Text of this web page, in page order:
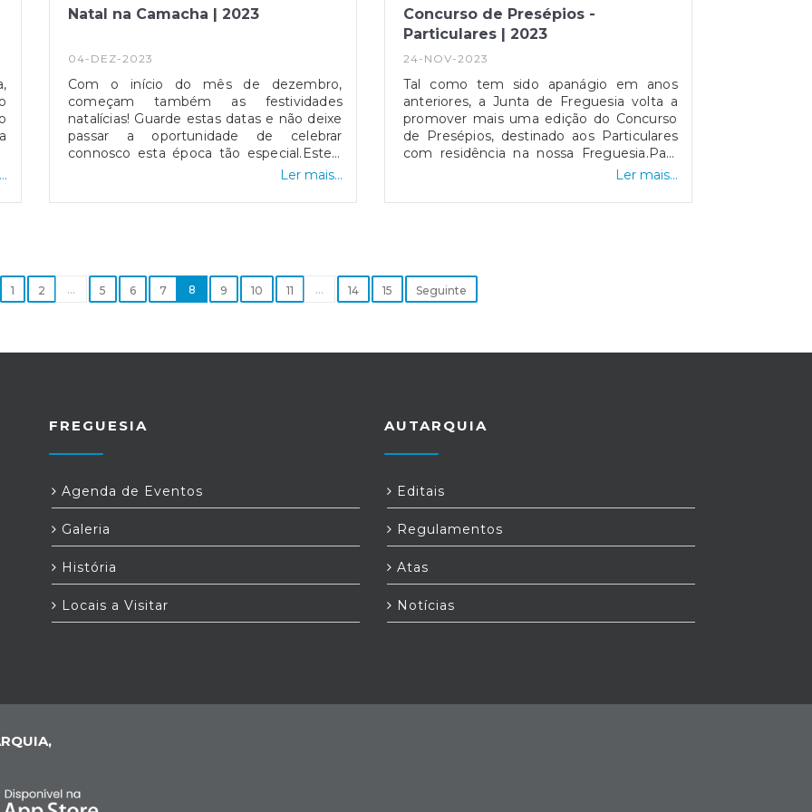
fic227_1706874767.pdfAs
Natal na Camacha | 2023
04-DEZ-2023
Com o início do mês de dezembro,
começam também as festividades
natalícias! Guarde estas datas e não deixe
passar a oportunidade de celebrar
connosco esta época tão especial.Esteja
atento à Programação de Natal deste
colaboração!#jfcamacha #natalnacamacha #natal2023
Ler mais...
Concurso de Presépios -
Particulares | 2023
24-NOV-2023
Tal como tem sido apanágio em anos
anteriores, a Junta de Freguesia volta a
promover mais uma edição do Concurso
de Presépios, destinado aos Particulares
com residência na nossa Freguesia.Para
este efeito, deverá formalizar a sua
horário de expediente, até ao próximo dia
Ler mais...
1 2 ... 5 6 7 8 9 10 11 ... 14 15 Seguinte
FREGUESIA
Agenda de Eventos
Galeria
História
Locais a Visitar
AUTARQUIA
Editais
Regulamentos
Atas
Notícias